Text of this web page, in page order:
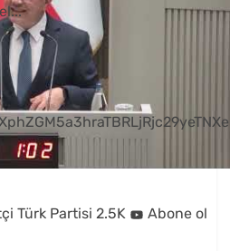
...
Türk Partisi 2.5K Abone ol